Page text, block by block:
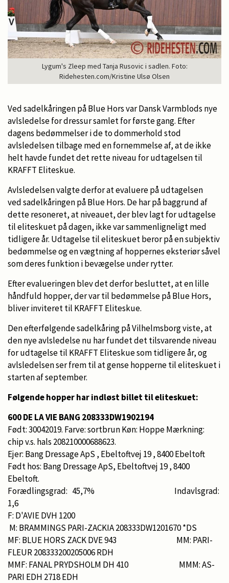
Lygum's Zleep med Tanja Rusovic i sadlen. Foto:
Ridehesten.com/Kristine Ulsø Olsen
Ved sadelkåringen på Blue Hors var Dansk Varmblods nye
avlsledelse for dressur samlet for første gang. Efter
dagens bedømmelser i de to dommerhold stod
avlsledelsen tilbage med en fornemmelse af, at de ikke
helt havde fundet det rette niveau for udtagelsen til
KRAFFT Eliteskue.
Avlsledelsen valgte derfor at evaluere på udtagelsen
ved sadelkåringen på Blue Hors. De har på baggrund af
dette resoneret, at niveauet, der blev lagt for udtagelse
til eliteskuet på dagen, ikke var sammenligneligt med
tidligere år. Udtagelse til eliteskuet beror på en subjektiv
bedømmelse og en vægtning af hoppernes eksteriør såvel
som deres funktion i bevægelse under rytter.
Efter evalueringen blev det derfor besluttet, at en lille
håndfuld hopper, der var til bedømmelse på Blue Hors,
bliver inviteret til KRAFFT Eliteskue.
Den efterfølgende sadelkåring på Vilhelmsborg viste, at
den nye avlsledelse nu har fundet det tilsvarende niveau
for udtagelse til KRAFFT Eliteskue som tidligere år, og
avlsledelsen ser frem til at gense hopperne til eliteskuet i
starten af september.
Følgende hopper har indløst billet til eliteskuet:
600 DE LA VIE BANG 208333DW1902194
Født: 30042019. Farve: sortbrun Køn: Hoppe Mærkning:
chip v.s. hals 208210000688623.
Ejer: Bang Dressage ApS , Ebeltoftvej 19 , 8400 Ebeltoft
Født hos: Bang Dressage ApS, Ebeltoftvej 19 , 8400
Ebeltoft.
Forædlingsgrad: 45,7% Indavlsgrad:
1,6
F: D'AVIE DVH 1200
M: BRAMMINGS PARI-ZACKIA 208333DW1201670 *DS
MF: BLUE HORS ZACK DVE 943 MM: PARI-
FLEUR 208333200205006 RDH
MMF: FANAL PRYDSHOLM DH 410 MMM: AS-
PARI EDH 2718 EDH